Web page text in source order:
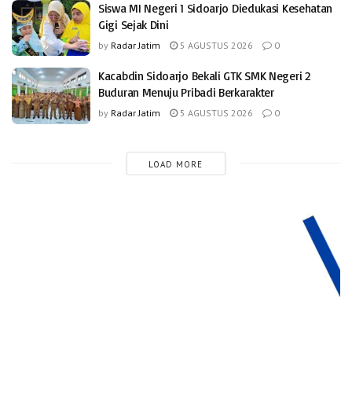
Siswa MI Negeri 1 Sidoarjo Diedukasi Kesehatan
Gigi Sejak Dini
by Radar Jatim 5 AGUSTUS 2026 0
Kacabdin Sidoarjo Bekali GTK SMK Negeri 2
Buduran Menuju Pribadi Berkarakter
by Radar Jatim 5 AGUSTUS 2026 0
LOAD MORE